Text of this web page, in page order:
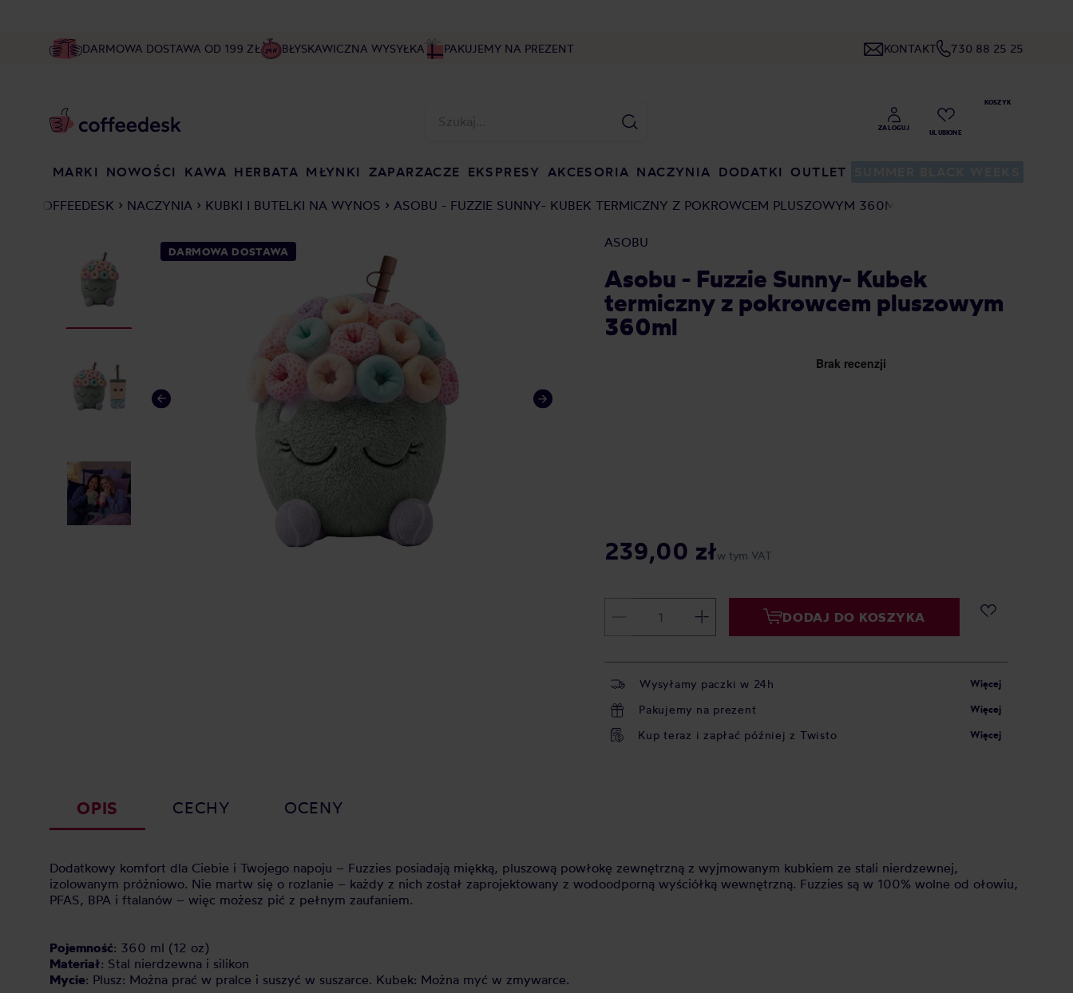
DARMOWA DOSTAWA OD 199 ZŁ BŁYSKAWICZNA WYSYŁKA PAKUJEMY NA PREZENT KONTAKT 730 88 25 25
MARKI NOWOŚCI KAWA HERBATA MŁYNKI ZAPARZACZE EKSPRESY AKCESORIA NACZYNIA DODATKI OUTLET
COFFEEDESK NACZYNIA KUBKI I BUTELKI NA WYNOS ASOBU - FUZZIE SUNNY- KUBEK TERMICZNY Z POKROWCEM PLUSZOWYM 360ML
DARMOWA DOSTAWA
ASOBU
Asobu - Fuzzie Sunny- Kubek
termiczny z pokrowcem pluszowym
360ml
239,00 złw tym VAT
DODAJ DO KOSZYKA
Wysyłamy paczki w 24h Więcej
Pakujemy na prezent Więcej
Kup teraz i zapłać później z Twisto Więcej
OPIS CECHY OCENY
Dodatkowy komfort dla Ciebie i Twojego napoju – Fuzzies posiadają miękką, pluszową powłokę zewnętrzną z wyjmowanym kubkiem ze stali nierdzewnej,
izolowanym próżniowo. Nie martw się o rozlanie – każdy z nich został zaprojektowany z wodoodporną wyściółką wewnętrzną. Fuzzies są w 100% wolne od ołowiu,
PFAS, BPA i ftalanów – więc możesz pić z pełnym zaufaniem.
Pojemność: 360 ml (12 oz)
Materiał: Stal nierdzewna i silikon
Mycie: Plusz: Można prać w pralce i suszyć w suszarce. Kubek: Można myć w zmywarce.